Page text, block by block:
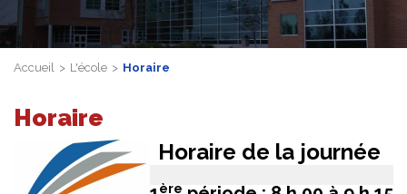
Accueil L'école Horaire
Horaire
Horaire de la journée
ère